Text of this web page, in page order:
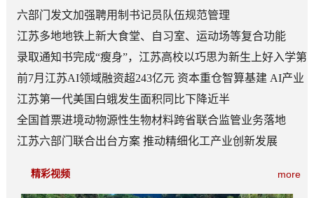
六部门发文加强聘用制书记员队伍规范管理
江苏多地地铁上新大食堂、自习室、运动场等复合功能
——从“客流通道”到“生活场景”
录取通知书完成“瘦身”，江苏高校以巧思为新生上好入学第
一课
前7月江苏AI领域融资超243亿元 资本重仓智算基建 AI产业
底盘夯实
江苏第一代美国白蛾发生面积同比下降近半
全国首票进境动物源性生物材料跨省联合监管业务落地
江苏六部门联合出台方案 推动精细化工产业创新发展
more
精彩视频